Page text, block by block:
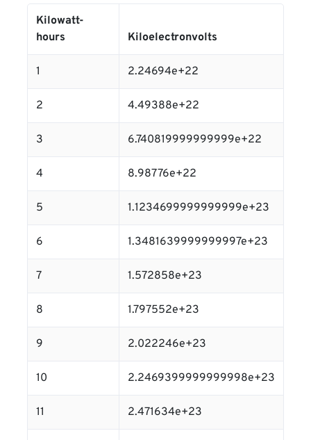
Kilowatt-
hours
Kiloelectronvolts
1 2.24694e+22
2 4.49388e+22
3 6.740819999999999e+22
4 8.98776e+22
5 1.1234699999999999e+23
6 1.3481639999999997e+23
7 1.572858e+23
8 1.797552e+23
9 2.022246e+23
10 2.2469399999999998e+23
11 2.471634e+23